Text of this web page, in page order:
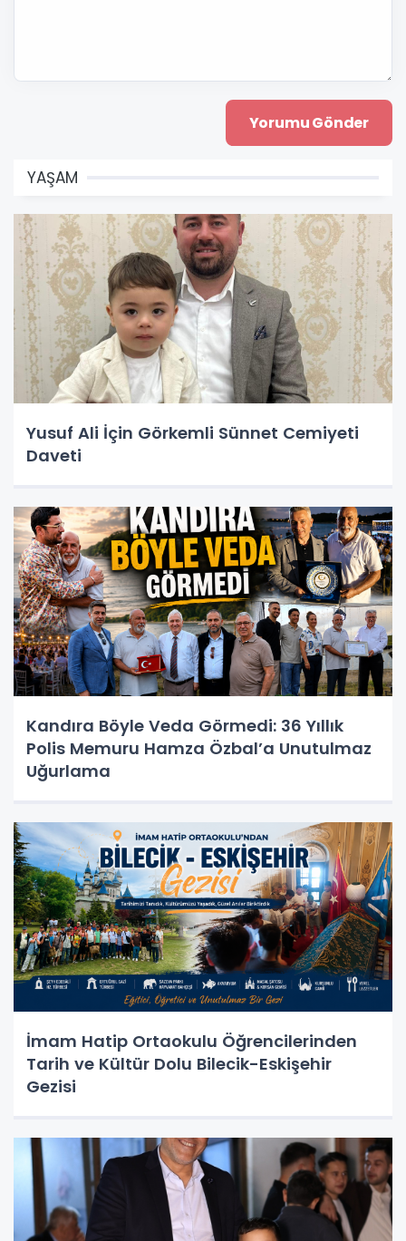
YAŞAM
Yusuf Ali İçin Görkemli Sünnet Cemiyeti
Daveti
Kandıra Böyle Veda Görmedi: 36 Yıllık
Polis Memuru Hamza Özbal’a Unutulmaz
Uğurlama
İmam Hatip Ortaokulu Öğrencilerinden
Tarih ve Kültür Dolu Bilecik-Eskişehir
Gezisi